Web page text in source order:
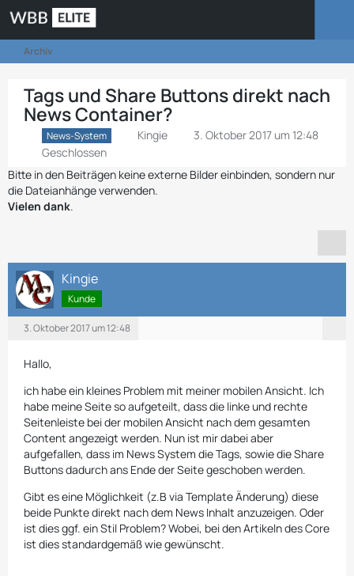
Archiv
Tags und Share Buttons direkt nach
News Container?
News-System Kingie
3. Oktober 2017 um 12:48
Geschlossen
Bitte in den Beiträgen keine externe Bilder einbinden, sondern nur
die Dateianhänge verwenden.
Vielen dank.
Kingie
Kunde
3. Oktober 2017 um 12:48
Hallo,
ich habe ein kleines Problem mit meiner mobilen Ansicht. Ich
habe meine Seite so aufgeteilt, dass die linke und rechte
Seitenleiste bei der mobilen Ansicht nach dem gesamten
Content angezeigt werden. Nun ist mir dabei aber
aufgefallen, dass im News System die Tags, sowie die Share
Buttons dadurch ans Ende der Seite geschoben werden.
Gibt es eine Möglichkeit (z.B via Template Änderung) diese
beide Punkte direkt nach dem News Inhalt anzuzeigen. Oder
ist dies ggf. ein Stil Problem? Wobei, bei den Artikeln des Core
ist dies standardgemäß wie gewünscht.